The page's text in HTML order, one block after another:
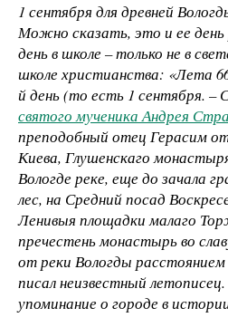
1 сентября для древней
Можно сказать, это и ее
день в школе – только не в
школе христианства: «Лета
й день (то есть 1 сентября. –
святого мученика Андрея
преподобный отец Герасим
Киева, Глушенскаго
Вологде реке, еще до зачала
лес, на Средний посад
Ленивыя площадки малаго
пречестень монастырь во
от реки Вологды
писал неизвестный
упоминание о городе в